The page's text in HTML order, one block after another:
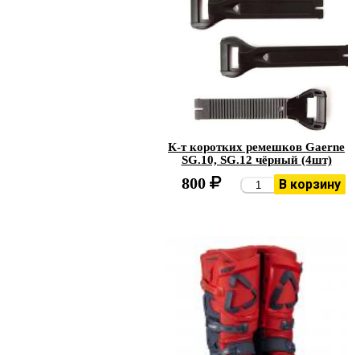
К-т коротких ремешков Gaerne
SG.10, SG.12 чёрный (4шт)
800 В корзину